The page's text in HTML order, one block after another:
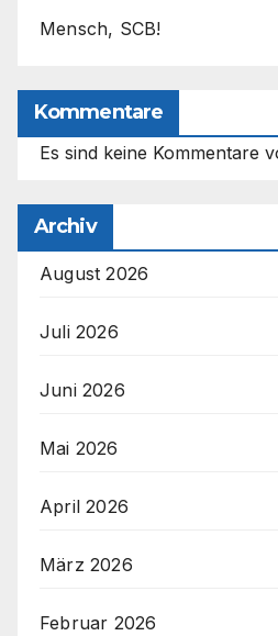
Mensch, SCB!
Kommentare
Es sind keine Kommentare
Archiv
August 2026
Juli 2026
Juni 2026
Mai 2026
April 2026
März 2026
Februar 2026